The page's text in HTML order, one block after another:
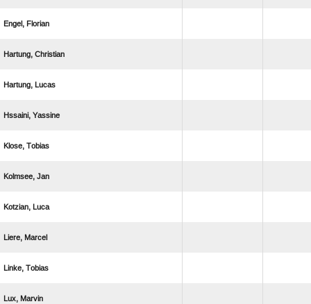
 
 
 
 
 
 
 
 
 
 